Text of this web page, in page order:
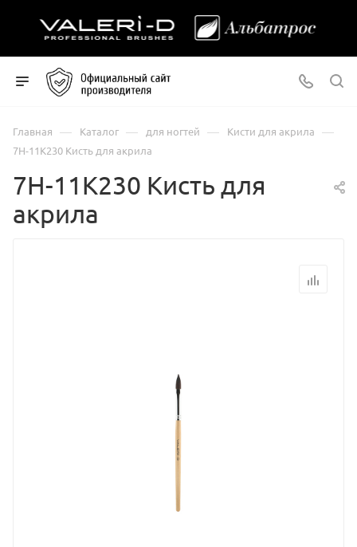
Главная — Каталог — для ногтей — Кисти для акрила —
7Н-11К230 Кисть для акрила
7Н-11К230 Кисть для
акрила